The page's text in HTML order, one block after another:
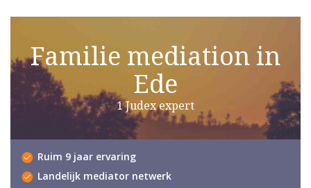
Familie mediation in
Ede
1 Judex expert
Ruim 9 jaar ervaring
Landelijk mediator netwerk